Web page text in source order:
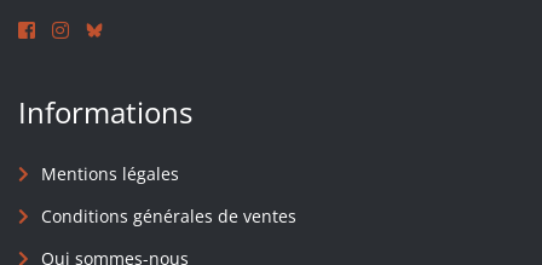
Informations
Mentions légales
Conditions générales de ventes
Qui sommes-nous